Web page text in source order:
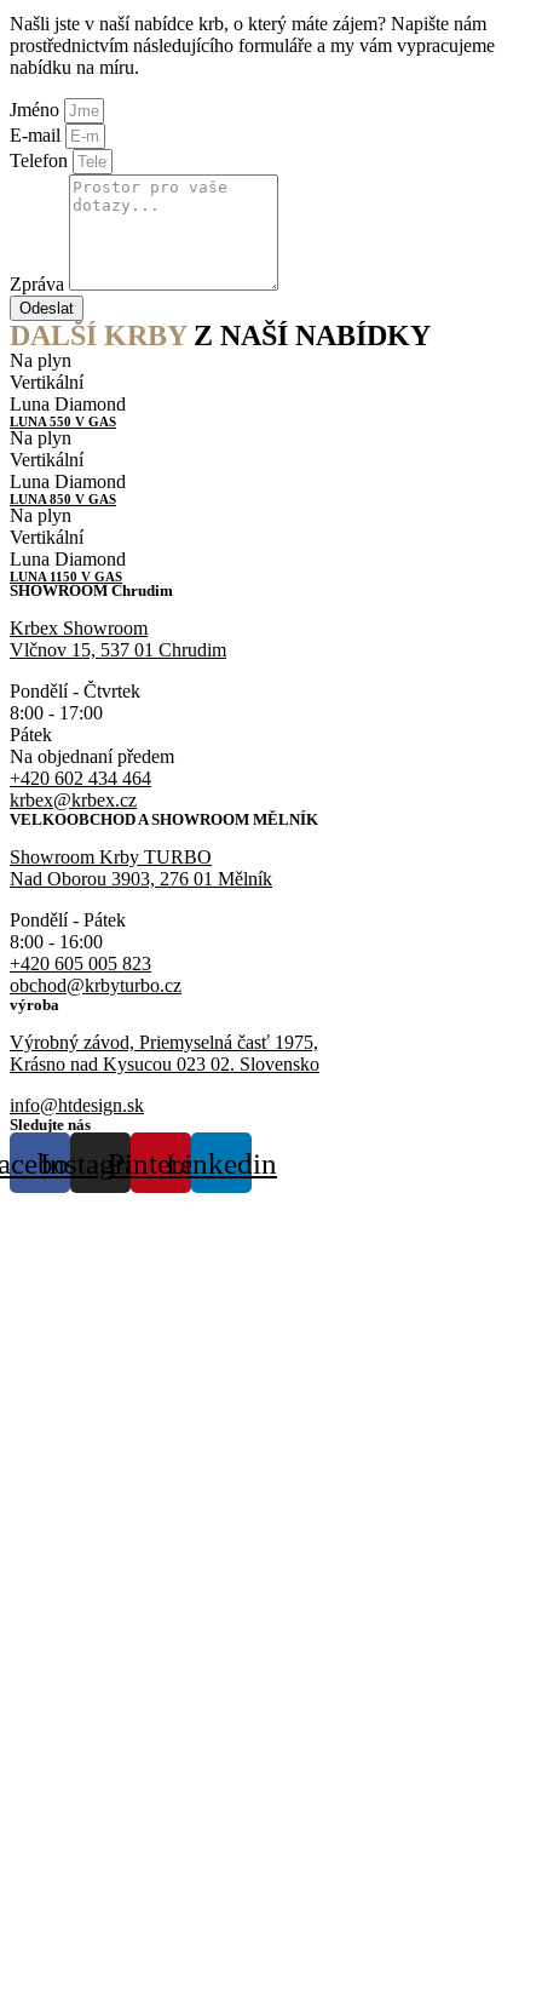
Našli jste v naší nabídce krb, o který máte zájem? Napište nám
prostřednictvím následujícího formuláře a my vám vypracujeme
nabídku na míru.
Jméno
E-mail
Telefon
Zpráva
Odeslat
DALŠÍ KRBYZ NAŠÍ NABÍDKY
Na plyn
Vertikální
Luna Diamond
LUNA 550 V GAS
Na plyn
Vertikální
Luna Diamond
LUNA 850 V GAS
Na plyn
Vertikální
Luna Diamond
LUNA 1150 V GAS
SHOWROOM Chrudim
Krbex Showroom
Vlčnov 15, 537 01 Chrudim
Pondělí - Čtvrtek
8:00 - 17:00
Pátek
Na objednaní předem
+420 602 434 464
krbex@krbex.cz
VELKOOBCHOD A SHOWROOM MĚLNÍK
Showroom Krby TURBO
Nad Oborou 3903, 276 01 Mělník
Pondělí - Pátek
8:00 - 16:00
+420 605 005 823
obchod@krbyturbo.cz
výroba
Výrobný závod, Priemyselná časť 1975,
Krásno nad Kysucou 023 02. Slovensko
info@htdesign.sk
Sledujte nás
InstagramPinterestLinkedin